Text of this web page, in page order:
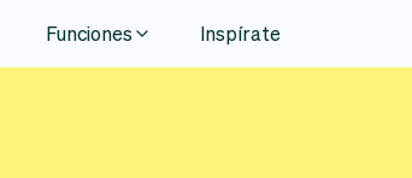
Funciones Inspírate